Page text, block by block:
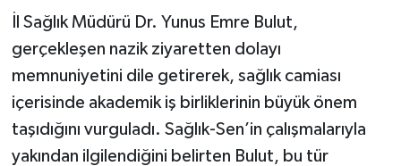
İl Sağlık Müdürü Dr. Yunus Emre Bulut,
gerçekleşen nazik ziyaretten dolayı
memnuniyetini dile getirerek, sağlık camiası
içerisinde akademik iş birliklerinin büyük önem
taşıdığını vurguladı. Sağlık-Sen’in çalışmalarıyla
yakından ilgilendiğini belirten Bulut, bu tür